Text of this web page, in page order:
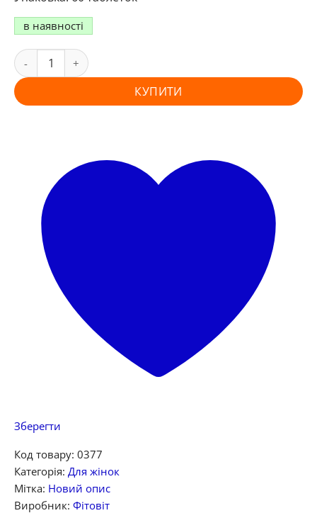
в наявності
КУПИТИ
Зберегти
Код товару: 0377
Категорія: Для жінок
Мітка: Новий опис
Виробник: Фітовіт